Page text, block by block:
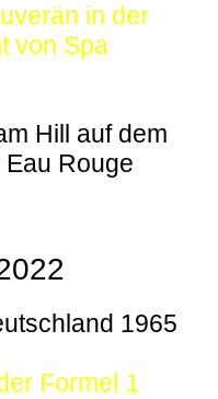
in der
von Spa
Hill auf dem
Rouge
1965
Formel 1